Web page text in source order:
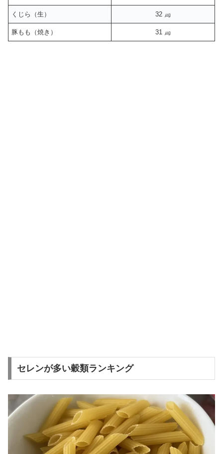
くじら（生） 32 ㎍
豚もも（焼き） 31 ㎍
セレンが多い穀類ランキング